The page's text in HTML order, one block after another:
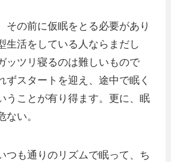
その前に仮眠をとる必要があり
生活をしている人ならまだし
ッツリ寝るのは難しいもので
ずスタートを迎え、途中で眠く
ことが有り得ます。更に、眠
ない。
つも通りのリズムで眠って、ち